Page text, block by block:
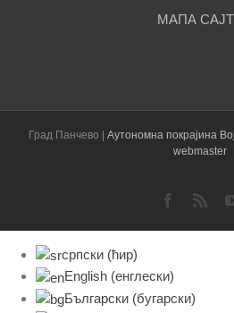
МАПА
Град Панчево | Аутономна покрајина
webmaster
Facebook
Rss
српски (ћир)
English (енглески)
Български (бугарски)